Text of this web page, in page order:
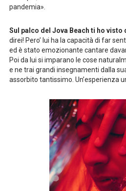
pandemia».
Sul palco del Jova Beach ti ho
direi! Pero’ lui ha la capacità di far
ed è stato emozionante cantare
Poi da lui si imparano le cose
e ne trai grandi insegnamenti dalla
assorbito tantissimo. Un’esperienza